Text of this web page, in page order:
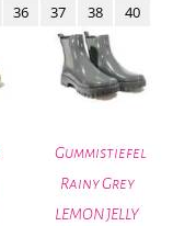
Gummistiefel
Rainy Grey
LEMON JELLY
36 37 38 40